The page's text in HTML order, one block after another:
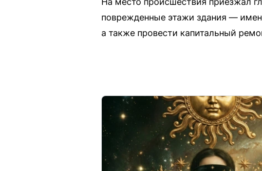
поврежденные этажи здания —
а также провести капитальный